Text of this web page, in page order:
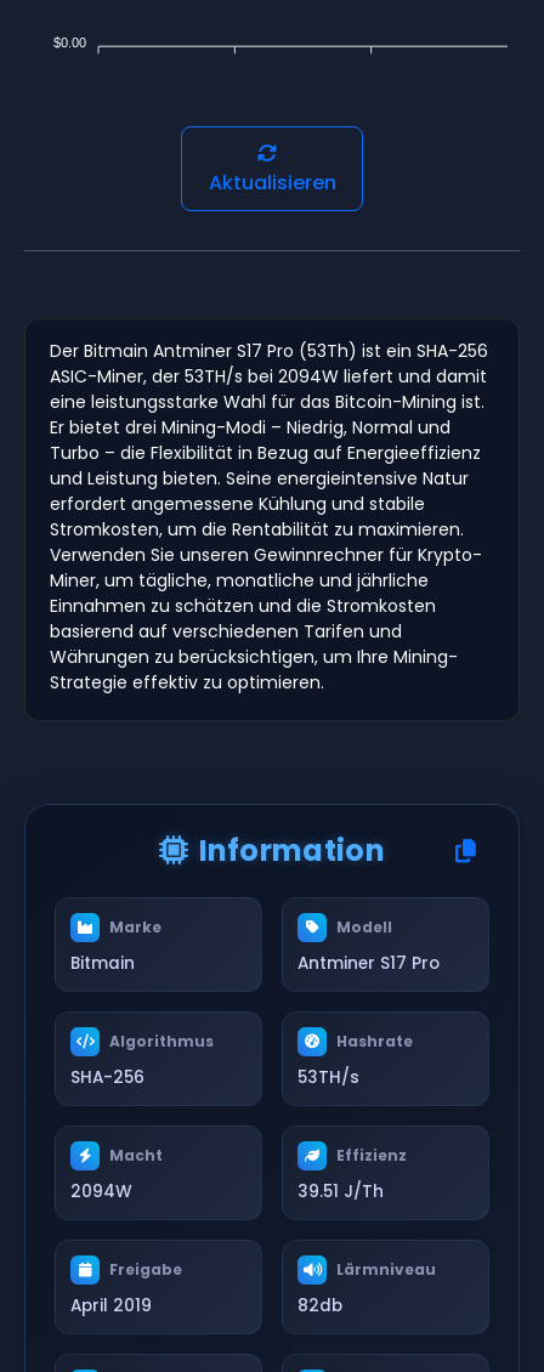
$0.00
Aktualisieren
Der Bitmain Antminer S17 Pro (53Th) ist ein SHA-256
ASIC-Miner, der 53TH/s bei 2094W liefert und damit
eine leistungsstarke Wahl für das Bitcoin-Mining ist.
Er bietet drei Mining-Modi – Niedrig, Normal und
Turbo – die Flexibilität in Bezug auf Energieeffizienz
und Leistung bieten. Seine energieintensive Natur
erfordert angemessene Kühlung und stabile
Stromkosten, um die Rentabilität zu maximieren.
Verwenden Sie unseren Gewinnrechner für Krypto-
Miner, um tägliche, monatliche und jährliche
Einnahmen zu schätzen und die Stromkosten
basierend auf verschiedenen Tarifen und
Währungen zu berücksichtigen, um Ihre Mining-
Strategie effektiv zu optimieren.
Information
Marke
Bitmain
Modell
Antminer S17 Pro
Algorithmus
SHA-256
Hashrate
53TH/s
Macht
2094W
Effizienz
39.51 J/Th
Freigabe
April 2019
Lärmniveau
82db